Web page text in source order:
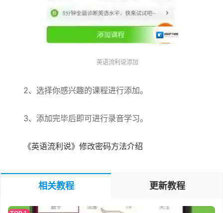
英语流利说添加
2、选择你感兴趣的课程进行添加。
3、添加完毕后即可进行录音学习。
《英语流利说》修改密码方法介绍
相关教程 更新教程